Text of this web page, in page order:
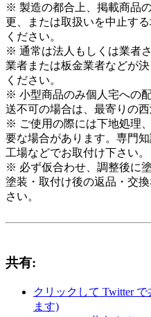
※ 製造の都合上、掲載商品
更、または取扱いを中止す
ください。
※ 通常は法人もしくは業者
業者または板金業者などが
ください。
※ 小型商品のみ個人宅への
送不可の場合は、最寄りの
※ ご使用の際には下地処理
要な場合があります。専門
工場などでお取付け下さい。
※ 必ず仮合わせ、調整後に
塗装・取付け後の返品・交
さい。
共有:
クリックして Twitter
ます)